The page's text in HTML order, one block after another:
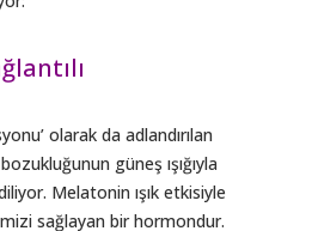
olarak da adlandırılan
güneş ışığıyla
Melatonin ışık etkisiyle
sağlayan bir hormondur.